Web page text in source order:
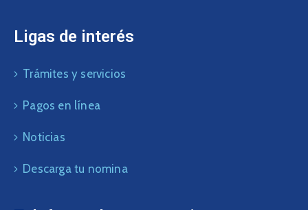
Ligas de interés
Trámites y servicios
Pagos en línea
Noticias
Descarga tu nomina